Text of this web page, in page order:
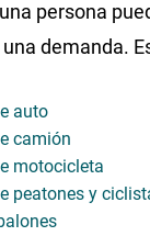
persona
demanda.
auto
camión
motocicleta
peatones y